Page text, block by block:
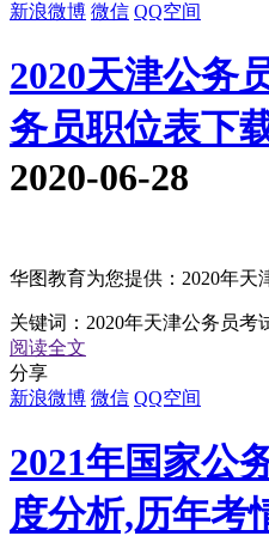
新浪微博 微信 QQ空间
2020天津公务
务员职位表下
2020-06-28
华图教育为您提供：2020年天
关键词： 2020年天津公务员考
阅读全文
分享
新浪微博 微信 QQ空间
2021年国家公
度分析,历年考